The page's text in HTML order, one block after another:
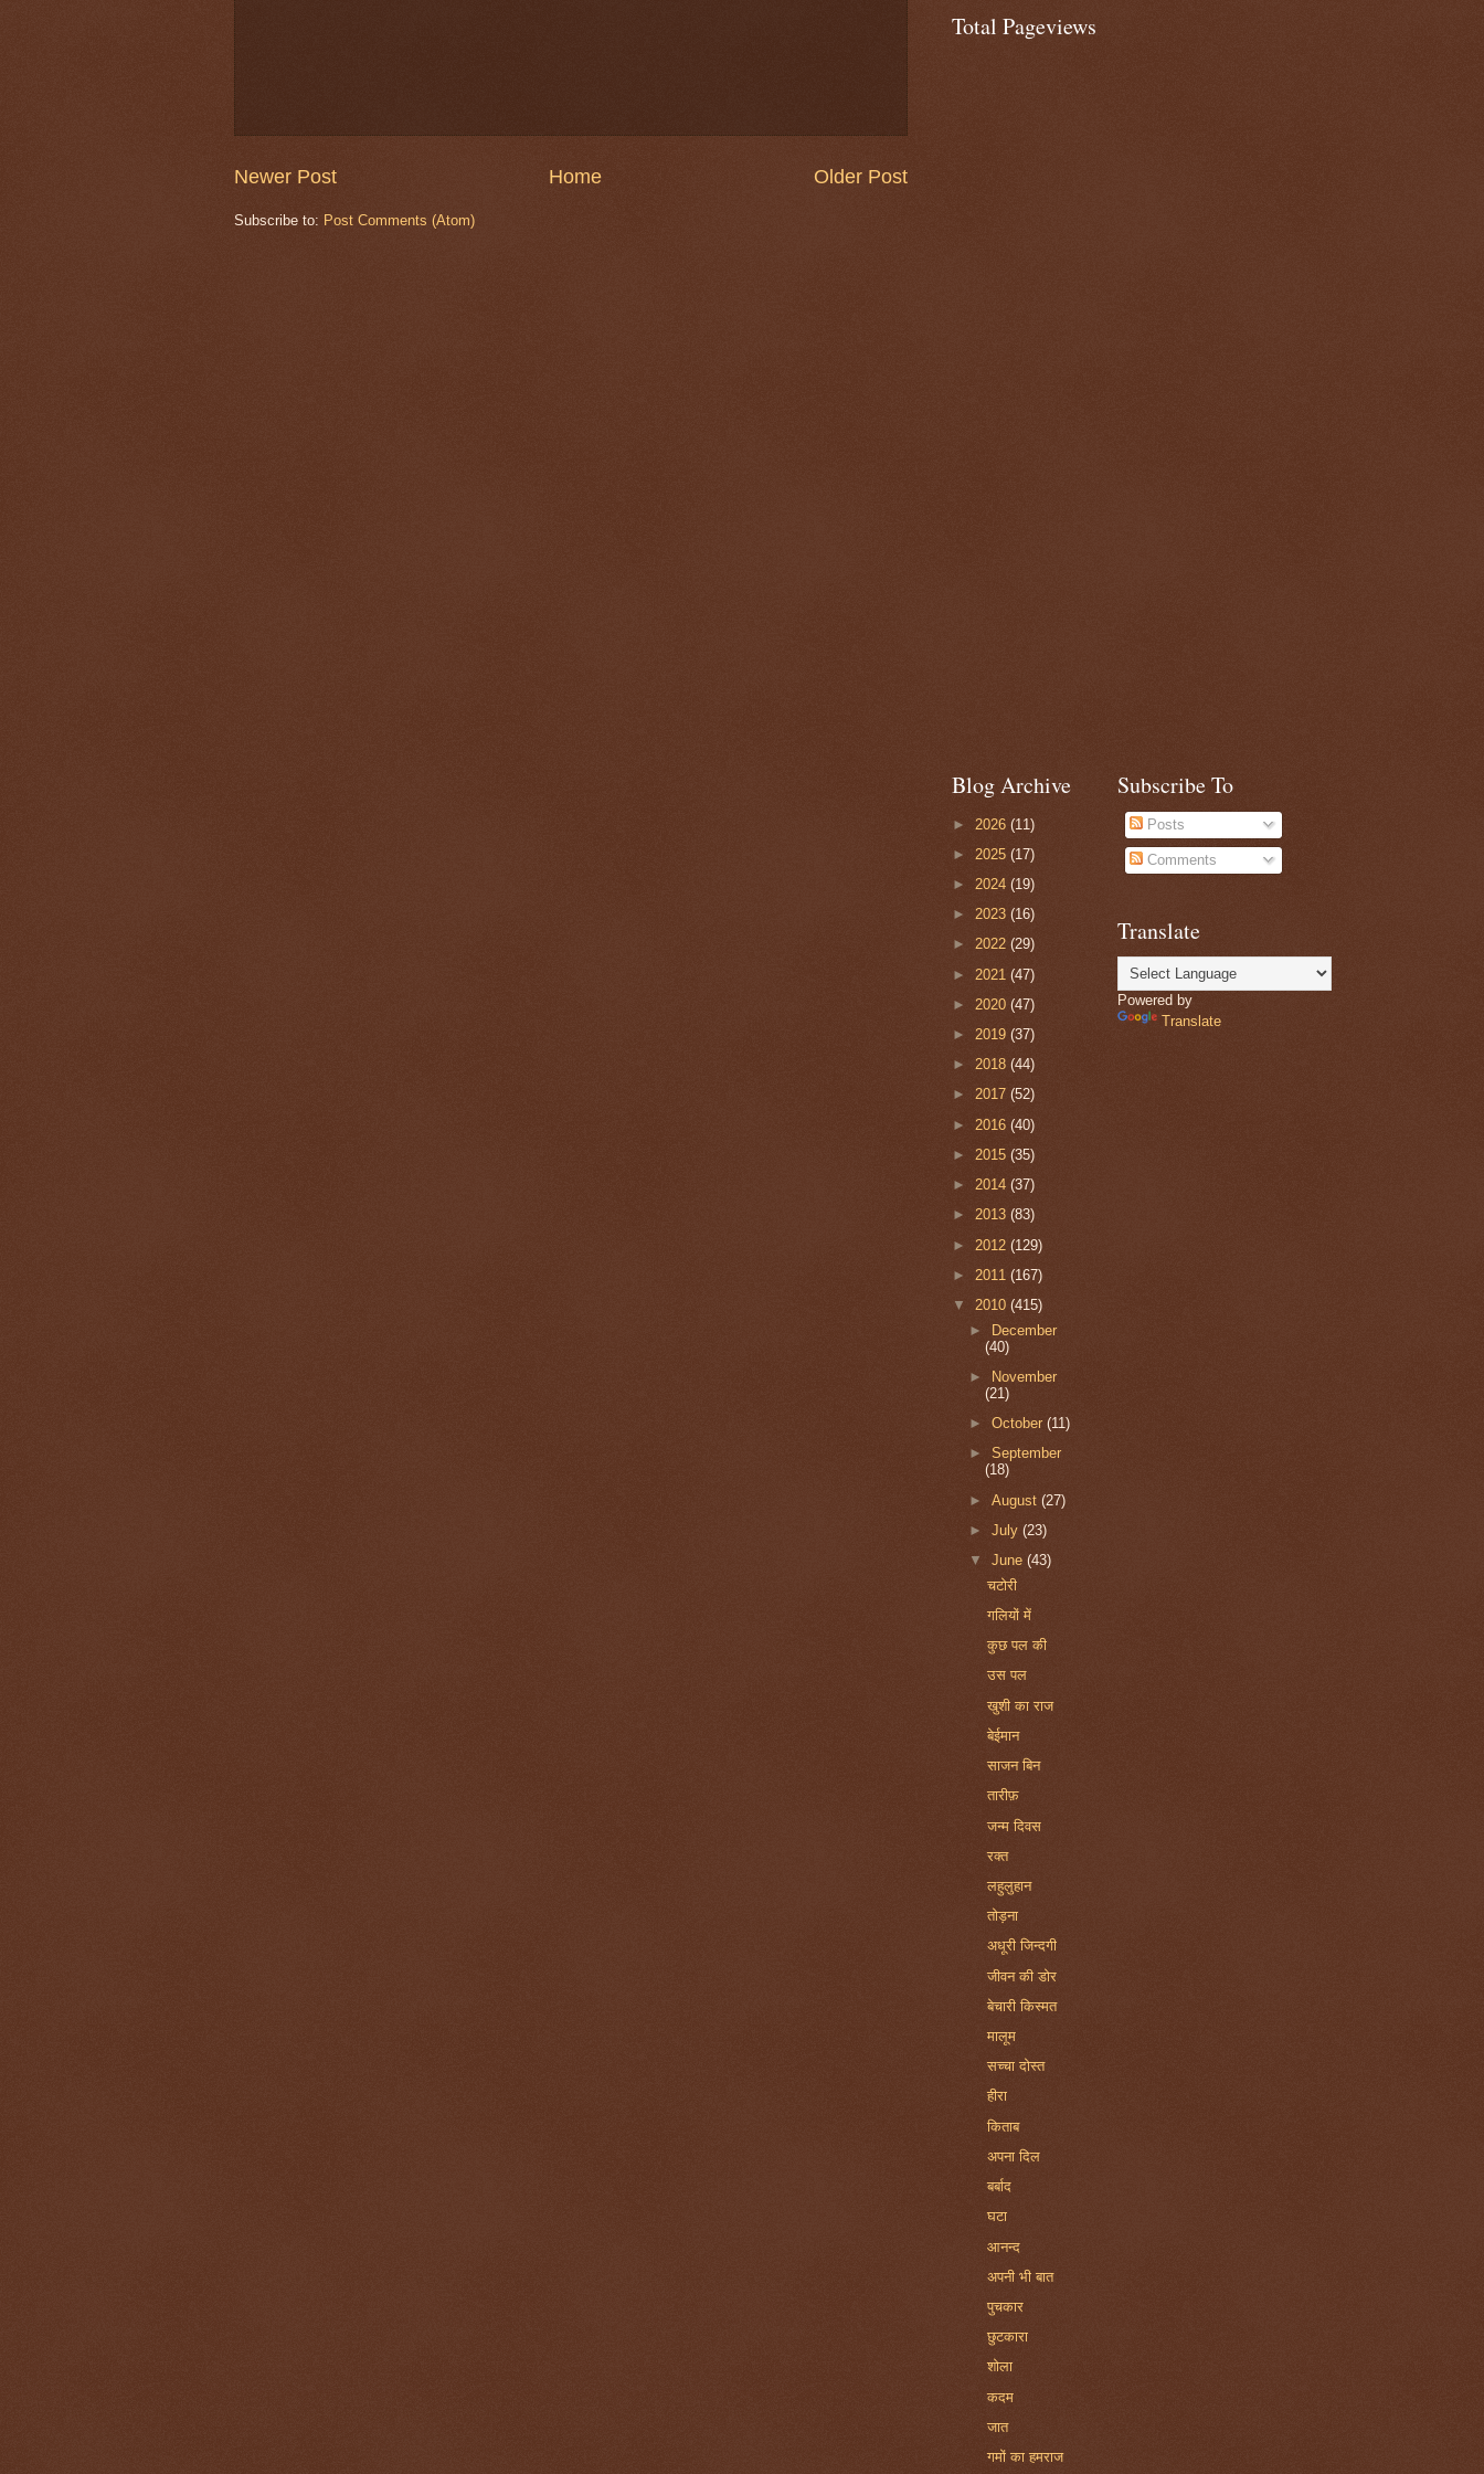
Newer Post Older Post
Home
Subscribe to: Post Comments (Atom)
Total Pageviews
Blog Archive
► 2026 (11)
► 2025 (17)
► 2024 (19)
► 2023 (16)
► 2022 (29)
► 2021 (47)
► 2020 (47)
► 2019 (37)
► 2018 (44)
► 2017 (52)
► 2016 (40)
► 2015 (35)
► 2014 (37)
► 2013 (83)
► 2012 (129)
► 2011 (167)
▼ 2010 (415)
► December
(40)
►
November
(21)
►October(11)
►September
(18)
►August(27)
►July(23)
▼June(43)
चटोरी
गलियों में
कुछ पल की
उस पल
खुशी का राज
बेईमान
साजन बिन
तारीफ़
जन्म दिवस
रक्त
लहुलुहान
तोड़ना
अधूरी जिन्दगी
जीवन की डोर
बेचारी किस्मत
मालूम
सच्चा दोस्त
हीरा
किताब
अपना दिल
बर्बाद
घटा
आनन्द
अपनी भी बात
पुचकार
छुटकारा
शोला
कदम
जात
गमों का हमराज
Subscribe To
Posts
Comments
Translate
Powered by
Translate